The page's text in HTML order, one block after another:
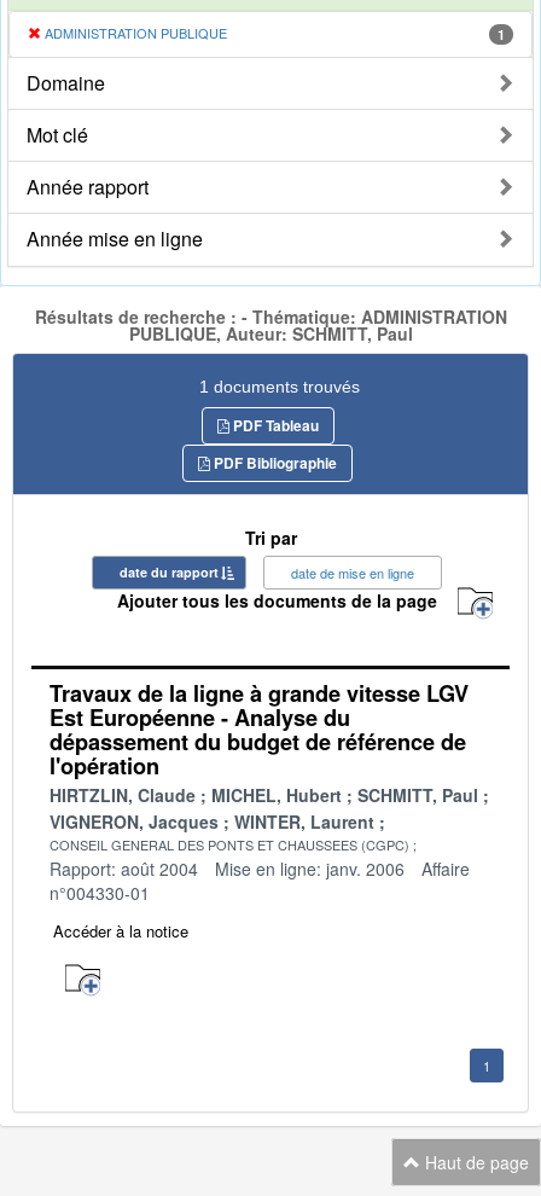
ADMINISTRATION PUBLIQUE 1
Domaine
Mot clé
Année rapport
Année mise en ligne
Résultats de recherche : - Thématique: ADMINISTRATION
PUBLIQUE, Auteur: SCHMITT, Paul
1 documents trouvés
PDF Tableau
PDF Bibliographie
Tri par
date du rapport date de mise en ligne
Ajouter tous les documents de la page
Travaux de la ligne à grande vitesse LGV
Est Européenne - Analyse du
dépassement du budget de référence de
l'opération
HIRTZLIN, Claude MICHEL, Hubert
SCHMITT, Paul
VIGNERON, Jacques
WINTER, Laurent
CONSEIL GENERAL DES PONTS ET CHAUSSEES (CGPC)
Rapport: août 2004 Mise en ligne: janv. 2006
Affaire
n°004330-01
Accéder à la notice
1
Haut de page